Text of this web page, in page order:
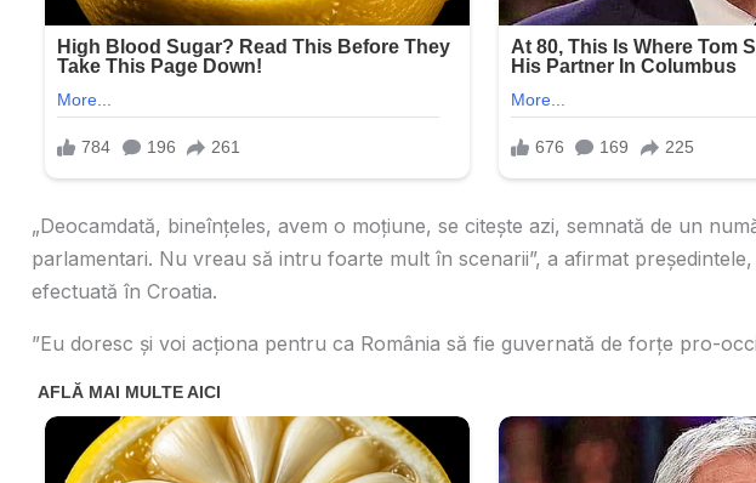
„Deocamdată, bineînțeles, avem o moțiune, se citește azi, semnată de un
parlamentari. Nu vreau să intru foarte mult în scenarii”, a afirmat
efectuată în Croatia.
”Eu doresc şi voi acţiona pentru ca România să fie guvernată de forţe pro-